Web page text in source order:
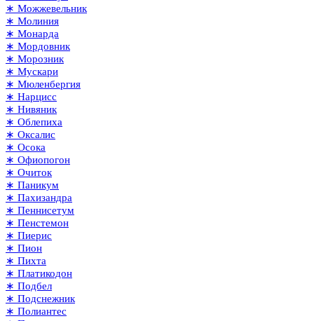
∗ Можжевельник
∗ Молиния
∗ Монарда
∗ Мордовник
∗ Морозник
∗ Мускари
∗ Мюленбергия
∗ Нарцисс
∗ Нивяник
∗ Облепиха
∗ Оксалис
∗ Осока
∗ Офиопогон
∗ Очиток
∗ Паникум
∗ Пахизандра
∗ Пеннисетум
∗ Пенстемон
∗ Пиерис
∗ Пион
∗ Пихта
∗ Платикодон
∗ Подбел
∗ Подснежник
∗ Полиантес